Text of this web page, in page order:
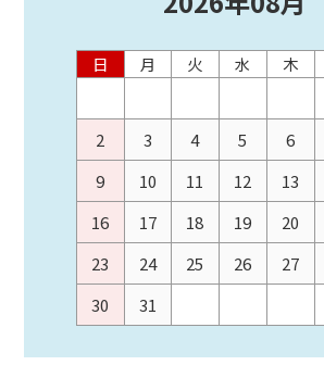
日 月 火 水 木
2
3 4 5 6
9
10 11 12 13
16
17 18 19 20
23
24 25 26 27
30
31